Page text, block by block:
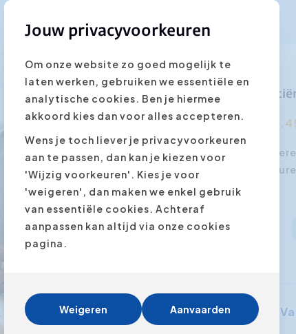
Productief
zijn vaak saai,
Jouw privacyvoorkeuren
Om onze website zo goed mogelijk te
laten werken, gebruiken we essentiële en
analytische cookies. Ben je hiermee
akkoord kies dan voor alles accepteren.
Wens je toch liever je privacyvoorkeuren
aan te passen, dan kan je kiezen voor
'Wijzig voorkeuren'. Kies je voor
'weigeren', dan maken we enkel gebruik
van essentiële cookies. Achteraf
aanpassen kan altijd via onze cookies
pagina.
Weigeren Aanvaarden